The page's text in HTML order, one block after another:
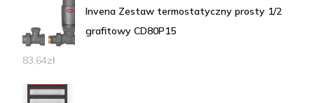
Invena Zestaw termostatyczny prosty 1/2
grafitowy CD80P15
83,64zł